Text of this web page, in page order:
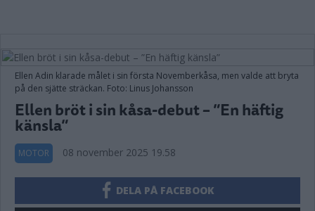
Ellen Adin klarade målet i sin första Novemberkåsa, men valde att bryta
på den sjätte sträckan. Foto: Linus Johansson
Ellen bröt i sin kåsa-debut – ”En häftig
känsla”
MOTOR 08 november 2025 19.58
DELA PÅ FACEBOOK